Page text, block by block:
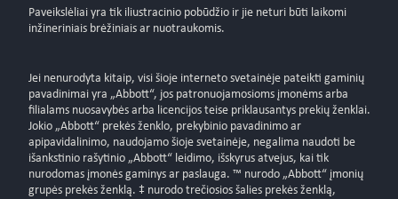
Paveikslėliai yra tik iliustracinio pobūdžio ir jie neturi būti laikomi
inžineriniais brėžiniais ar nuotraukomis.
Jei nenurodyta kitaip, visi šioje interneto svetainėje pateikti gaminių
pavadinimai yra „Abbott“, jos patronuojamosioms įmonėms arba
filialams nuosavybės arba licencijos teise priklausantys prekių ženklai.
Jokio „Abbott“ prekės ženklo, prekybinio pavadinimo ar
apipavidalinimo, naudojamo šioje svetainėje, negalima naudoti be
išankstinio rašytinio „Abbott“ leidimo, išskyrus atvejus, kai tik
nurodomas įmonės gaminys ar paslauga. ™ nurodo „Abbott“ įmonių
grupės prekės ženklą. ‡ nurodo trečiosios šalies prekės ženklą,